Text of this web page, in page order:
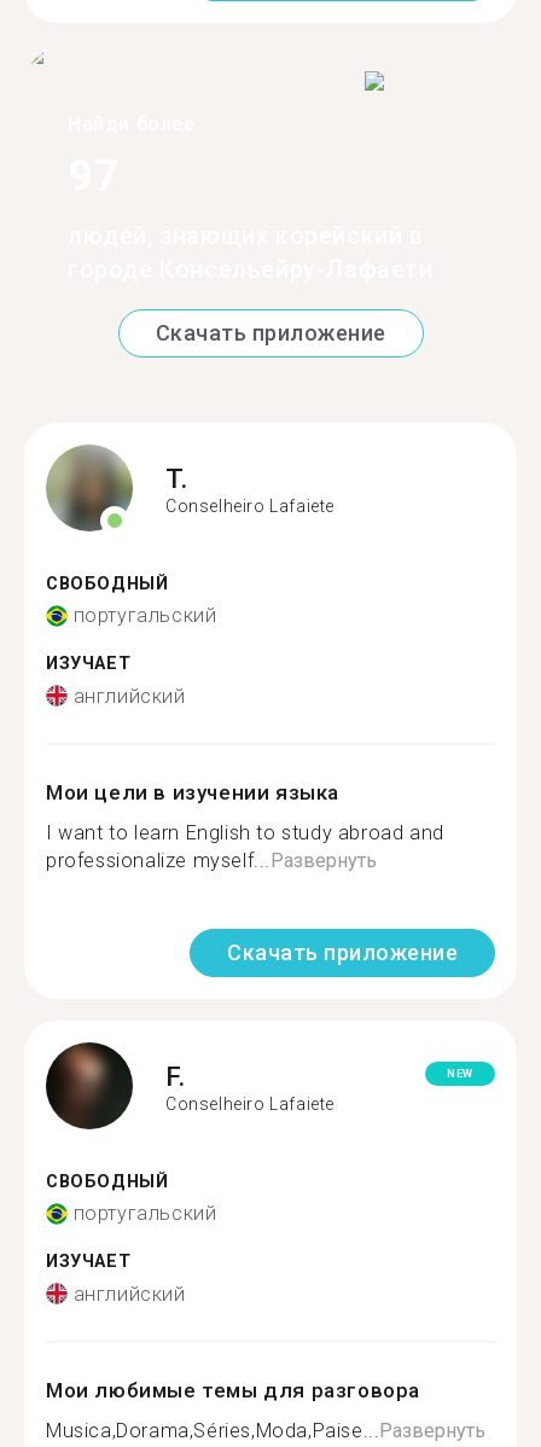
Скачать приложение
T.
Conselheiro Lafaiete
СВОБОДНЫЙ
португальский
ИЗУЧАЕТ
английский
Мои цели в изучении языка
I want to learn English to study abroad and
professionalize myself... Развернуть
Скачать приложение
F.
Conselheiro Lafaiete
NEW
СВОБОДНЫЙ
португальский
ИЗУЧАЕТ
английский
Мои любимые темы для разговора
Musica,Dorama,Séries,Moda,Paise... Развернуть